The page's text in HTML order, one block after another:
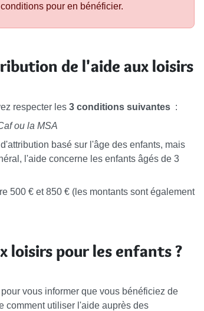
pour en bénéficier.
de l'aide aux loisirs
respecter les 3 conditions suivantes :
ou la MSA
basé sur l'âge des enfants, mais
l'aide concerne les enfants âgés de 3
500 € et 850 € (les montants sont également
loisirs pour les enfants ?
vous informer que vous bénéficiez de
comment utiliser l'aide auprès des